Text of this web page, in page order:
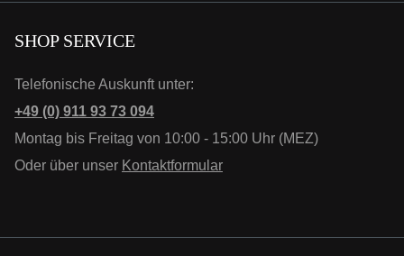
SHOP SERVICE
Telefonische Auskunft unter:
+49 (0) 911 93 73 094
Montag bis Freitag von 10:00 - 15:00 Uhr (MEZ)
Oder über unser Kontaktformular